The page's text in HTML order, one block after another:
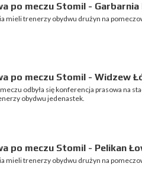
po meczu Stomil -
mieli trenerzy obydwu drużyn na
po meczu Stomil - Widzew
odbyła się konferencja prasowa na
obydwu jedenastek.
po meczu Stomil - Pelikan
mieli trenerzy obydwu drużyn na